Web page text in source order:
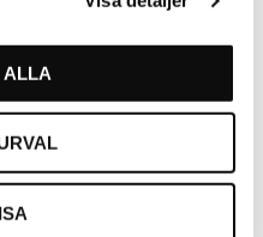
ALLA
det klassiska japanska
speciella skärpan och den
japanska Hitachi 440C-
skruvsystem med platt
fingerstöd.
SKAPA KONTO